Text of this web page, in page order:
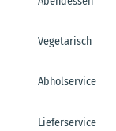
Vegetarisch
Abholservice
Lieferservice